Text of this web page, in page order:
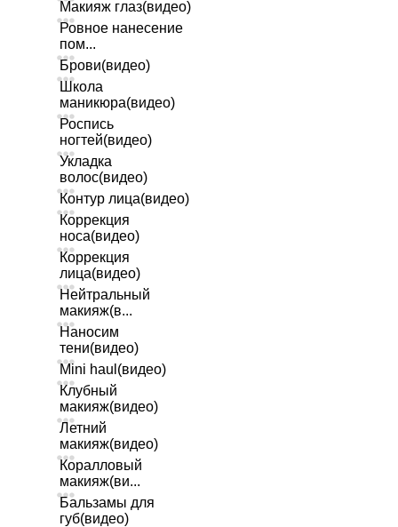
Макияж глаз(видео)
Ровное нанесение
пом...
Брови(видео)
Школа
маникюра(видео)
Роспись
ногтей(видео)
Укладка
волос(видео)
Контур лица(видео)
Коррекция
носа(видео)
Коррекция
лица(видео)
Нейтральный
макияж(в...
Наносим
тени(видео)
Mini haul(видео)
Клубный
макияж(видео)
Летний
макияж(видео)
Коралловый
макияж(ви...
Бальзамы для
губ(видео)